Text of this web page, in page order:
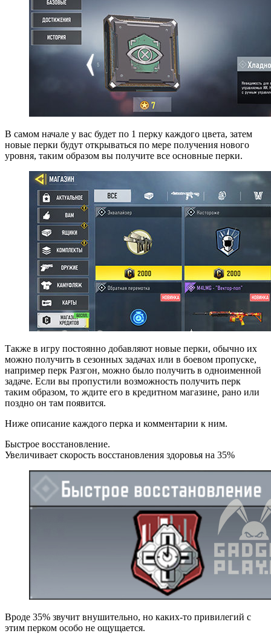
В самом начале у вас будет по 1 перку каждого цвета, затем
новые перки будут открываться по мере получения нового
уровня, таким образом вы получите все основные перки.
Также в игру постоянно добавляют новые перки, обычно их
можно получить в сезонных задачах или в боевом пропуске,
например перк Разгон, можно было получить в одноименной
задаче. Если вы пропустили возможность получить перк
таким образом, то ждите его в кредитном магазине, рано или
поздно он там появится.
Ниже описание каждого перка и комментарии к ним.
Быстрое восстановление.
Увеличивает скорость восстановления здоровья на 35%
Вроде 35% звучит внушительно, но каких-то привилегий с
этим перком особо не ощущается.